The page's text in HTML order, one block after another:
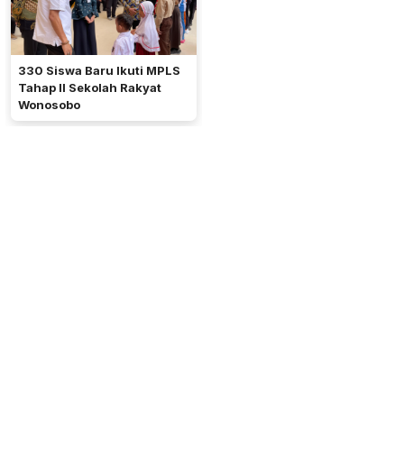
330 Siswa Baru Ikuti MPLS
Tahap II Sekolah Rakyat
Wonosobo